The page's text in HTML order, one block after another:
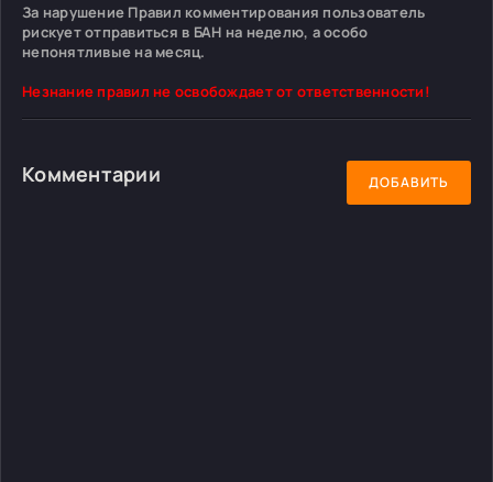
За нарушение Правил комментирования пользователь
рискует отправиться в БАН на неделю, а особо
непонятливые на месяц.
Незнание правил не освобождает от ответственности!
Комментарии ДОБАВИТЬ